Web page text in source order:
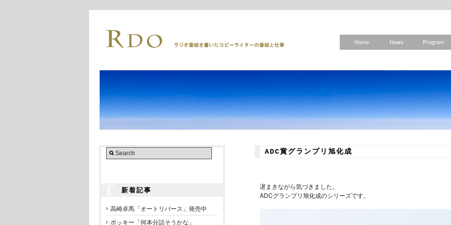
Home News Program
新着記事
高崎卓馬「オートリバース」発売中
ポッキー「何本分話そうかな」
ADC賞グランプリ旭化成
遅まきながら気づきました。
ADCグランプリ旭化成のシリーズです。